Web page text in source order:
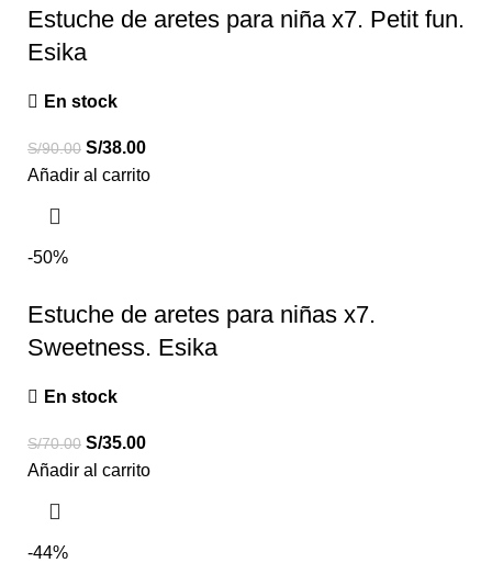
Estuche de aretes para niña x7. Petit fun.
Esika
En stock
S/90.00 S/38.00
Añadir al carrito
-50%
Estuche de aretes para niñas x7.
Sweetness. Esika
En stock
S/70.00 S/35.00
Añadir al carrito
-44%